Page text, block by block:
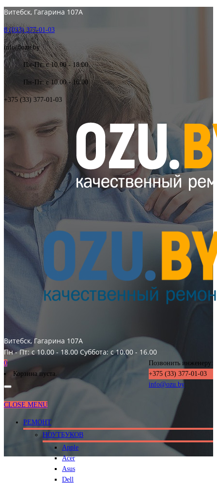
Витебск, Гагарина 107А
8 (033) 377-01-03
info@ozu.by
Пн-Пт: с 10.00 - 18.00
Пн-Пт: с 10.00 - 16.00
+375 (33) 377-01-03
Витебск, Гагарина 107А
Пн - Пт: с 10.00 - 18.00 Суббота: с 10.00 - 16.00
Позвонить инженеру:
+375 (33) 377-01-03
info@ozu.by
0
Корзина пуста.
CLOSE MENU
РЕМОНТ
НОУТБУКОВ
Apple
Acer
Asus
Dell